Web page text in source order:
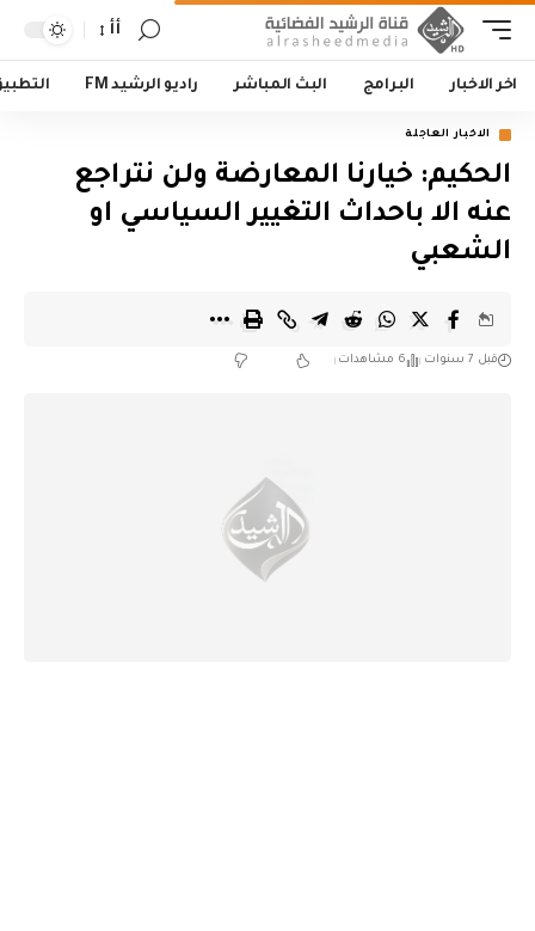
أأ
اخر الاخبار البرامج البث المباشر راديو الرشيد FM
الاخبار العاجلة
الحكيم: خيارنا المعارضة ولن نتراجع
عنه الا باحداث التغيير السياسي او
الشعبي
قبل 7 سنوات 6 مشاهدات